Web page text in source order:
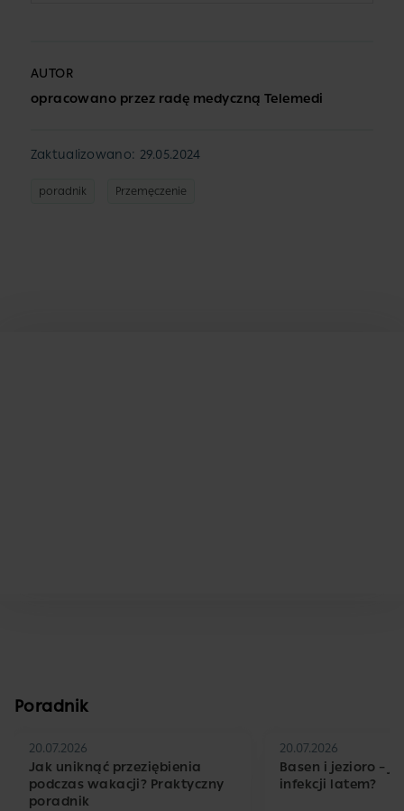
AUTOR
opracowano przez radę medyczną Telemedi
Zaktualizowano: 29.05.2024
poradnik Przemęczenie
Poradnik
20.07.2026
Jak uniknąć przeziębienia
podczas wakacji? Praktyczny
poradnik
20.07.2026
Basen i jezioro –
infekcji latem?